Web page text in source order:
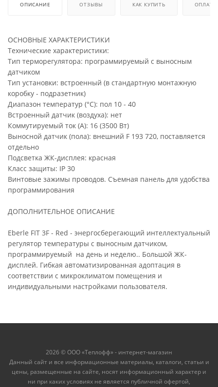
ОПИСАНИЕ ОТЗЫВЫ КАК КУПИТЬ ОПЛАТА
ОСНОВНЫЕ ХАРАКТЕРИСТИКИ
Технические характеристики:
Тип терморегулятора: программируемый с выносным
датчиком
Тип установки: встроенный (в стандартную монтажную
коробку - подразетник)
Диапазон температур (°С): пол 10 - 40
Встроенный датчик (воздуха): нет
Коммутируемый ток (А): 16 (3500 Вт)
Выносной датчик (пола): внешний F 193 720, поставляется
отдельно
Подсветка ЖК-дисплея: красная
Класс защиты: IP 30
Винтовые зажимы проводов. Съемная панель для удобства
программирования
ДОПОЛНИТЕЛЬНОЕ ОПИСАНИЕ
Eberle FIT 3F - Red - энергосберегающий интеллектуальный
регулятор температуры с выносным датчиком,
программируемый на день и неделю.. Большой ЖК-
дисплей. Гибкая автоматизированная адоптация в
соответствии с микроклиматом помещения и
индивидуальными настройками пользователя.
2026 © ООО «Теплофф» - интернет-магазин
Данный сайт и все информационные материалы, каталоги, статьи и
цены, размещенные на сайте, носят информационный характер и
ни при каких условиях не является публичной офертой,